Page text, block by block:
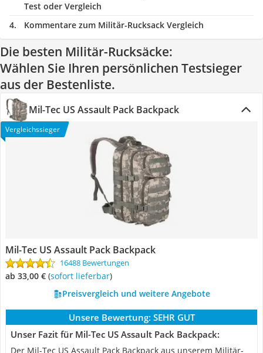
Test oder Vergleich
Kommentare zum Militär-Rucksack Vergleich
Die besten Militär-Rucksäcke:
Wählen Sie Ihren persönlichen Testsieger
aus der Bestenliste.
Mil-Tec US Assault Pack Backpack
Vergleichssieger
Mil-Tec US Assault Pack Backpack
16488 Bewertungen
ab 33,00 € ( Sofort lieferbar)
Preisvergleich und weitere Angebote
Unsere Bewertung: SEHR GUT
Unser Fazit für Mil-Tec US Assault Pack Backpack:
Der Mil-Tec US Assault Pack Backpack aus unserem Militär-